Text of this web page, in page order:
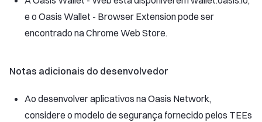
e o Oasis Wallet - Browser Extension pode ser
encontrado na Chrome Web Store.
Notas adicionais do desenvolvedor
Ao desenvolver aplicativos na Oasis Network,
considere o modelo de segurança fornecido pelos TEEs